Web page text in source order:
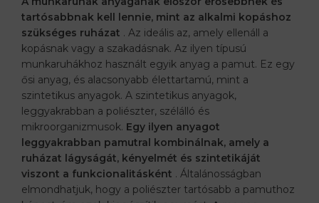
tartósabbnak kell lennie, mint az alkalmi kopáshoz
szükséges ruházat . Az ideális az, amely ellenáll a
kopásnak vagy a szakadásnak. Az ilyen típusú
munkaruhákhoz használt egyik anyag a pamut. Ez egy
ősi anyag, és alacsonyabb élettartamú, mint a
szintetikus anyagok. A szintetikus anyagok,
leggyakrabban a poliészter, szélálló és
mikroorganizmusok. Egy ilyen anyagot
leggyakrabban pamutral kombinálnak, amely a
ruházat lágyságát, kényelmét és szintetikáját
viszont a funkcionalitásként . Általánosságban
elmondhatjuk, hogy a poliészter tartósabb a pamuthoz